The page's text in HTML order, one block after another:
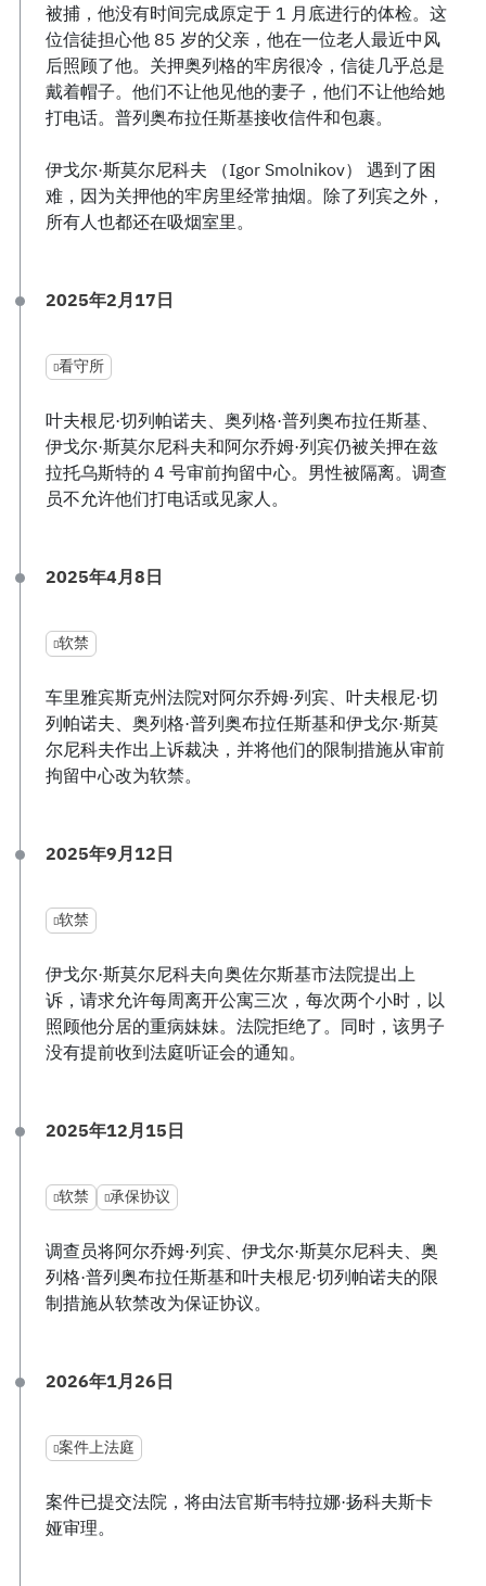
被捕，他没有时间完成原定于 1 月底进行的体检。这
位信徒担心他 85 岁的父亲，他在一位老人最近中风
后照顾了他。关押奥列格的牢房很冷，信徒几乎总是
戴着帽子。他们不让他见他的妻子，他们不让他给她
打电话。普列奥布拉任斯基接收信件和包裹。
伊戈尔·斯莫尔尼科夫 （Igor Smolnikov） 遇到了困
难，因为关押他的牢房里经常抽烟。除了列宾之外，
所有人也都还在吸烟室里。
2025年2月17日
看守所
叶夫根尼·切列帕诺夫、奥列格·普列奥布拉任斯基、
伊戈尔·斯莫尔尼科夫和阿尔乔姆·列宾仍被关押在兹
拉托乌斯特的 4 号审前拘留中心。男性被隔离。调查
员不允许他们打电话或见家人。
2025年4月8日
软禁
车里雅宾斯克州法院对阿尔乔姆·列宾、叶夫根尼·切
列帕诺夫、奥列格·普列奥布拉任斯基和伊戈尔·斯莫
尔尼科夫作出上诉裁决，并将他们的限制措施从审前
拘留中心改为软禁。
2025年9月12日
软禁
伊戈尔·斯莫尔尼科夫向奥佐尔斯基市法院提出上
诉，请求允许每周离开公寓三次，每次两个小时，以
照顾他分居的重病妹妹。法院拒绝了。同时，该男子
没有提前收到法庭听证会的通知。
2025年12月15日
软禁 承保协议
调查员将阿尔乔姆·列宾、伊戈尔·斯莫尔尼科夫、奥
列格·普列奥布拉任斯基和叶夫根尼·切列帕诺夫的限
制措施从软禁改为保证协议。
2026年1月26日
案件上法庭
案件已提交法院，将由法官斯韦特拉娜·扬科夫斯卡
娅审理。